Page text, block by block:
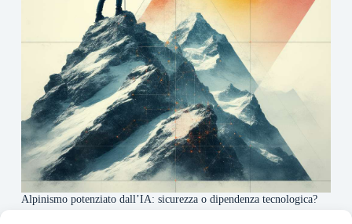
Alpinismo potenziato dall’IA: sicurezza o dipendenza tecnologica?